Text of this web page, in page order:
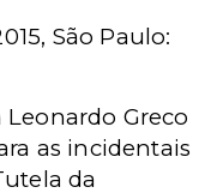
São Paulo:
Leonardo Greco
as incidentais
da